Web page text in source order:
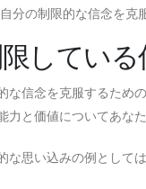
分の制限的な信念を克
してい
な信念を克服するため
力と価値についてあな
な思い込みの例として